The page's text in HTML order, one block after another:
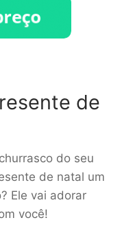
de
do seu
de natal um
Ele vai adorar
você!